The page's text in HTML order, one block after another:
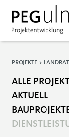
PROJEKTE >
ALLE
AKTUELL